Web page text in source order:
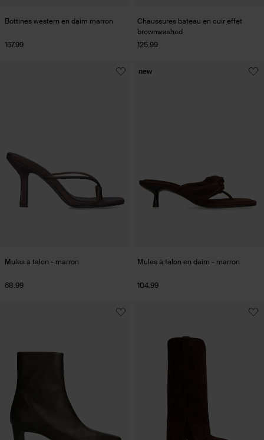
Bottines western en daim marron
167.99
Chaussures bateau en cuir effet
brownwashed
125.99
Mules à talon - marron
68.99
Mules à talon en daim - marron
104.99
new